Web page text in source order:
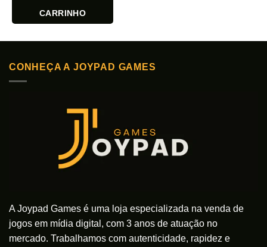
CARRINHO
CONHEÇA A JOYPAD GAMES
A Joypad Games é uma loja especializada na venda de
jogos em mídia digital, com 3 anos de atuação no
mercado. Trabalhamos com autenticidade, rapidez e